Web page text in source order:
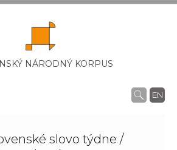
NÁRODNÝ KORPUS
EN
slovo týdne /